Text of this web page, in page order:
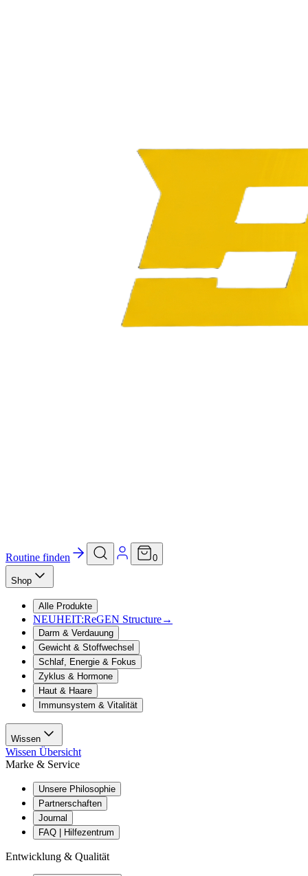
Routine finden 0
Shop
Alle Produkte
NEUHEIT:ReGEN Structure→
Darm & Verdauung
Gewicht & Stoffwechsel
Schlaf, Energie & Fokus
Zyklus & Hormone
Haut & Haare
Immunsystem & Vitalität
Wissen
Wissen Übersicht
Marke & Service
Unsere Philosophie
Partnerschaften
Journal
FAQ | Hilfezentrum
Entwicklung & Qualität